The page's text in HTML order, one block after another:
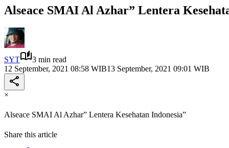
Alseace SMAI Al Azhar” Lentera
SYT
3 min read
12 September, 2021 08:58 WIB13 September, 2021 09:01 WIB
×
Alseace SMAI Al Azhar” Lentera Kesehatan Indonesia”
Share this article